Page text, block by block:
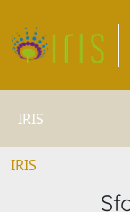
IRIS
IRIS